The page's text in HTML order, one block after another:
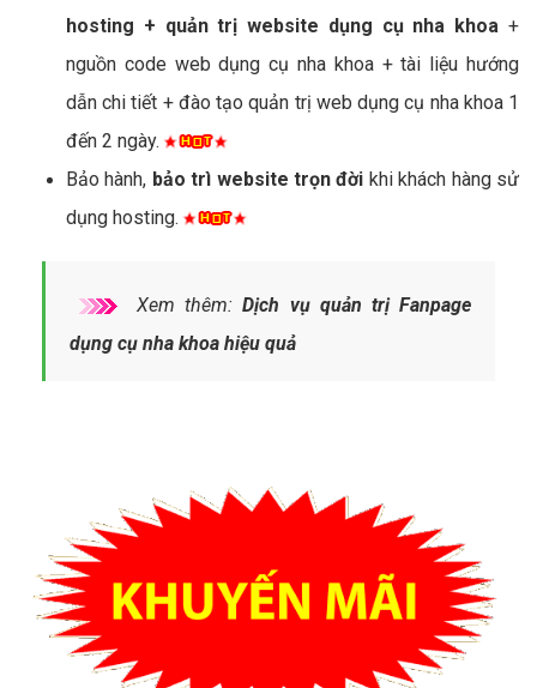
hosting + quản trị website dụng cụ nha khoa +
nguồn code web dụng cụ nha khoa + tài liệu hướng
dẫn chi tiết + đào tạo quản trị web dụng cụ nha khoa 1
đến 2 ngày.
Bảo hành, bảo trì website trọn đời khi khách hàng sử
dụng hosting.
Xem thêm:Dịch vụ quản trị Fanpage
dụng cụ nha khoa hiệu quả